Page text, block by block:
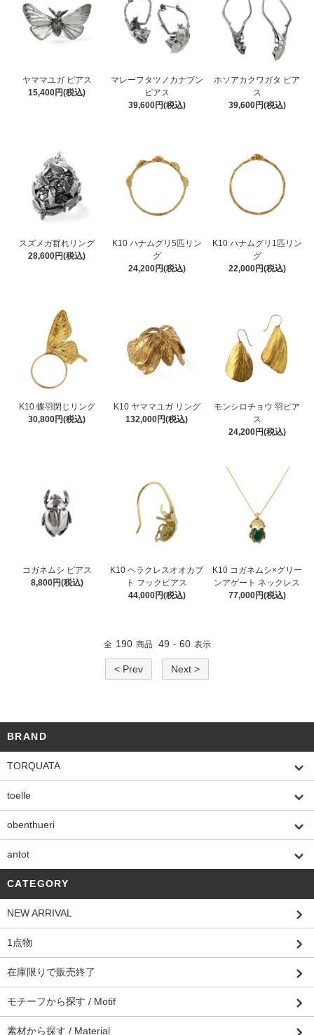
ヤママユガ ピアス
15,400円(税込)
マレーフタツノカナブン
ピアス
39,600円(税込)
ホソアカクワガタ ピア
ス
39,600円(税込)
スズメガ群れリング
28,600円(税込)
K10 ハナムグリ5匹リン
グ
24,200円(税込)
K10 ハナムグリ1匹リン
グ
22,000円(税込)
K10 蝶羽閉じリング
30,800円(税込)
K10 ヤママユガ リング
132,000円(税込)
モンシロチョウ 羽ピア
ス
24,200円(税込)
コガネムシ ピアス
8,800円(税込)
K10 ヘラクレスオオカブ
ト フックピアス
44,000円(税込)
K10 コガネムシ×グリー
ンアゲート ネックレス
77,000円(税込)
全 190 商品 49 - 60 表示
< Prev Next >
BRAND
TORQUATA
toelle
obenthueri
antot
CATEGORY
NEW ARRIVAL
1点物
在庫限りで販売終了
モチーフから探す / Motif
素材から探す / Material